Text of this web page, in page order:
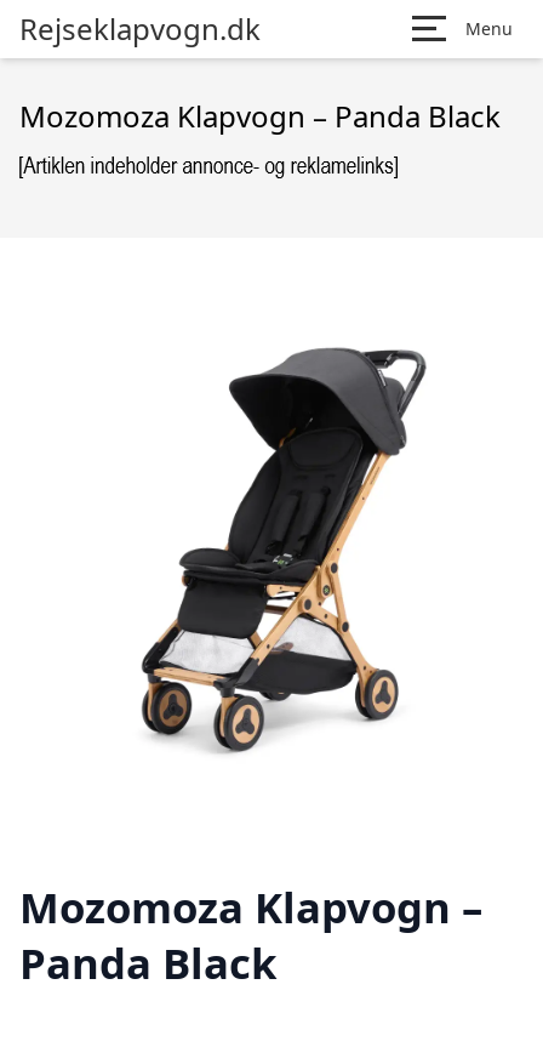
Rejseklapvogn.dk Menu
Mozomoza Klapvogn – Panda Black
Mozomoza Klapvogn –
Panda Black